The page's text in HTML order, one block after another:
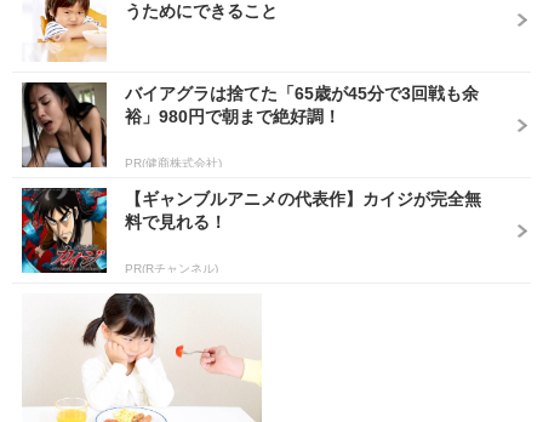
うためにできること
バイアグラは捨てた「65歳が45分で3回戦も余
裕」980円で朝まで絶好調！
PR(健商株式会社)
【ギャンブルアニメの代表作】カイジが完全無
料で見れる！
PR(Rチャンネル)